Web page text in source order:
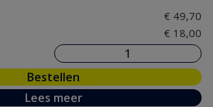
€ 49,70
€ 18,00
Bestellen
Lees meer